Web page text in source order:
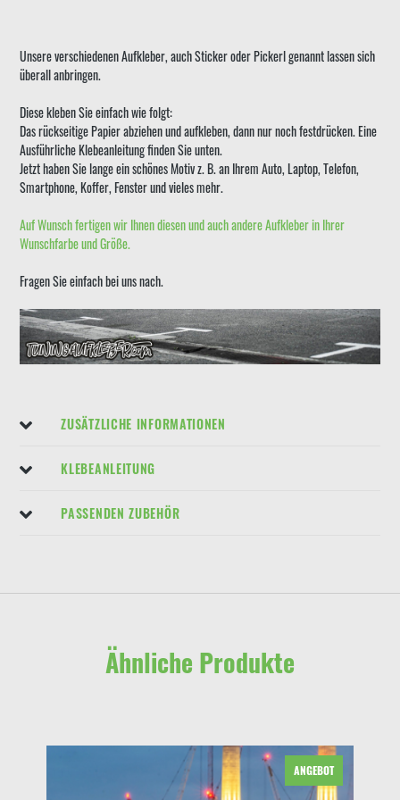
Unsere verschiedenen Aufkleber, auch Sticker oder Pickerl genannt lassen sich
überall anbringen.
Diese kleben Sie einfach wie folgt:
Das rückseitige Papier abziehen und aufkleben, dann nur noch festdrücken. Eine
Ausführliche Klebeanleitung finden Sie unten.
Jetzt haben Sie lange ein schönes Motiv z. B. an Ihrem Auto, Laptop, Telefon,
Smartphone, Koffer, Fenster und vieles mehr.
Auf Wunsch fertigen wir Ihnen diesen und auch andere Aufkleber in Ihrer
Wunschfarbe und Größe.
Fragen Sie einfach bei uns nach.
ZUSÄTZLICHE INFORMATIONEN
KLEBEANLEITUNG
PASSENDEN ZUBEHÖR
Ähnliche Produkte
ANGEBOT